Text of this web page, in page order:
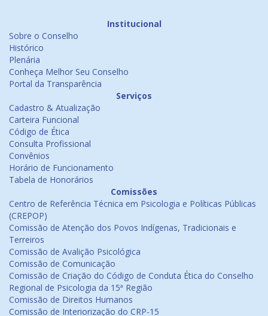
Institucional
Sobre o Conselho
Histórico
Plenária
Conheça Melhor Seu Conselho
Portal da Transparência
Serviços
Cadastro & Atualização
Carteira Funcional
Código de Ética
Consulta Profissional
Convênios
Horário de Funcionamento
Tabela de Honorários
Comissões
Centro de Referência Técnica em Psicologia e Políticas Públicas
(CREPOP)
Comissão de Atenção dos Povos Indígenas, Tradicionais e
Terreiros
Comissão de Avalição Psicológica
Comissão de Comunicação
Comissão de Criação do Código de Conduta Ética do Conselho
Regional de Psicologia da 15ª Região
Comissão de Direitos Humanos
Comissão de Interiorização do CRP-15